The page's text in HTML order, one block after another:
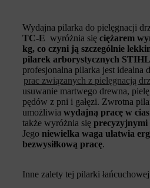
Wydajna pilarka do pielęgnacji
TC-E wyróżnia się ciężarem
kg, co czyni ją szczególnie
pilarek arborystycznych STIHL
profesjonalna pilarka jest idealna
prac związanych z pielęgnacją
usuwanie martwego drewna,
pędów z pni i gałęzi. Zwrotna
umożliwia wydajną pracę w
także wyróżnia się precyzyjnymi
Jego niewielka waga ułatwia
bezwysiłkową pracę.
Inne zalety tej pilarki